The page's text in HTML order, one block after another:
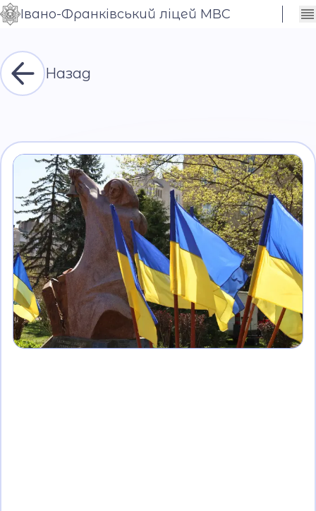
Контраст
Шрифт
Сховати
Івано-Франківський ліцей МВС
Назад